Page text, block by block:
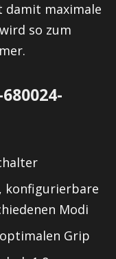
damit maximale
so zum
konfigurierbare
Modi
Grip